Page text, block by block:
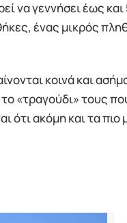
να γεννήσει έως
ένας μικρός
κοινά και
«τραγούδι» τους
ότι ακόμη και τα